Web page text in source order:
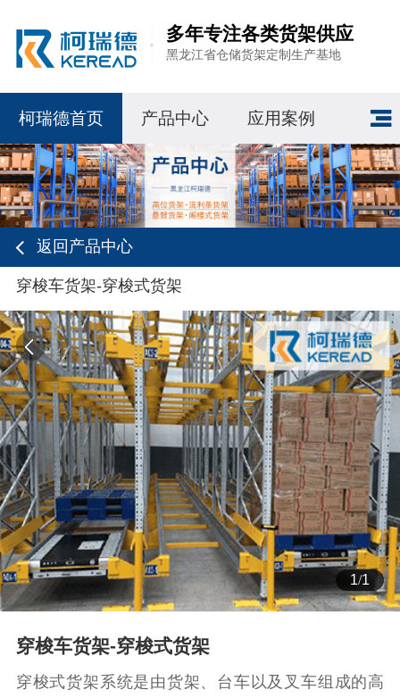
多年专注各类货架供应
黑龙江省仓储货架定制生产基地
柯瑞德首页 产品中心 应用案例
返回产品中心
穿梭车货架-穿梭式货架
1/1
穿梭车货架-穿梭式货架
穿梭式货架系统是由货架、台车以及叉车组成的高